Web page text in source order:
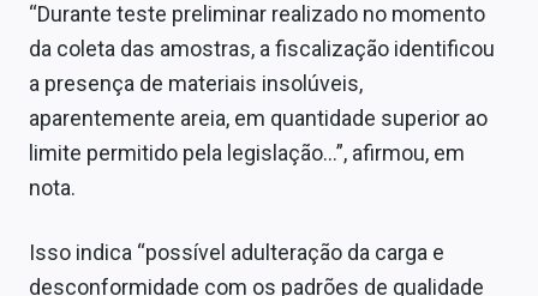
Tecnologia
Conteúdo de Marca
Sobre
Contato
“Durante teste preliminar realizado no momento
da coleta das amostras, a fiscalização identificou
a presença de materiais insolúveis,
aparentemente areia, em quantidade superior ao
limite permitido pela legislação…”, afirmou, em
nota.
Isso indica “possível adulteração da carga e
desconformidade com os padrões de qualidade